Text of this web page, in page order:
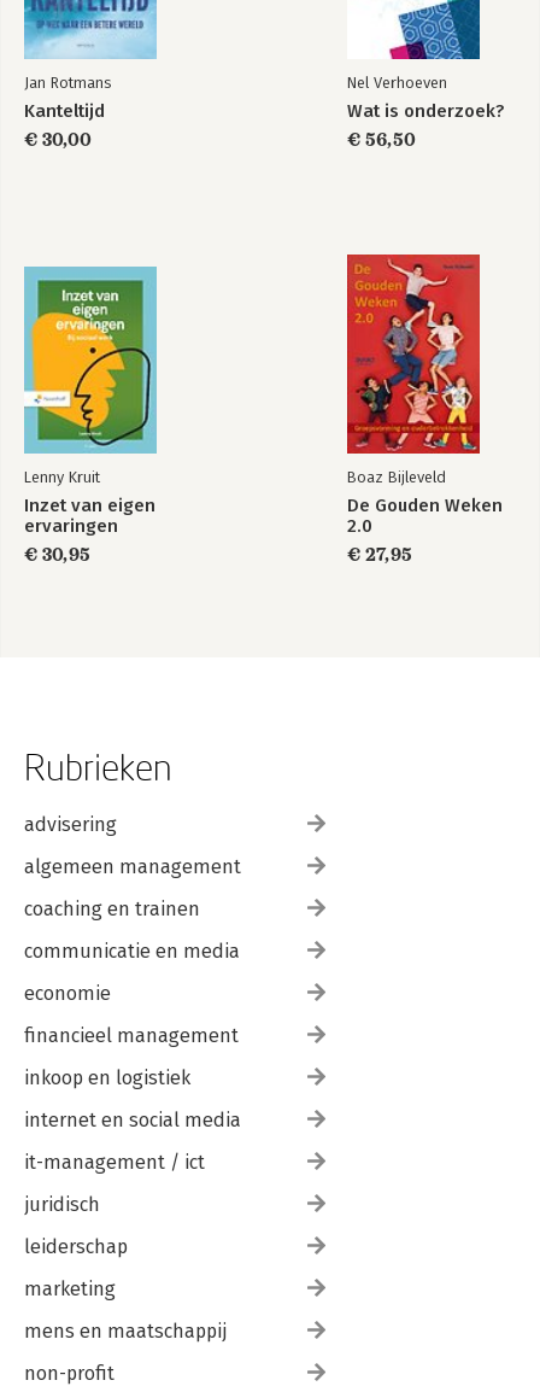
Jan Rotmans
Kanteltijd
€ 30,00
Nel Verhoeven
Wat is onderzoek?
€ 56,50
Lenny Kruit
Inzet van eigen
ervaringen
€ 30,95
Boaz Bijleveld
De Gouden Weken
2.0
€ 27,95
Rubrieken
advisering
algemeen management
coaching en trainen
communicatie en media
economie
financieel management
inkoop en logistiek
internet en social media
it-management / ict
juridisch
leiderschap
marketing
mens en maatschappij
non-profit